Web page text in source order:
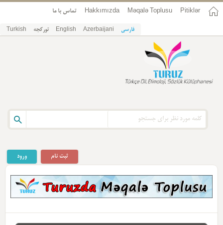
Pitiklər
Məqalə Toplusu
Hakkımızda تماس با ما
فارسی Azerbaijani
English تورکجه Turkish
ورود ثبت نام